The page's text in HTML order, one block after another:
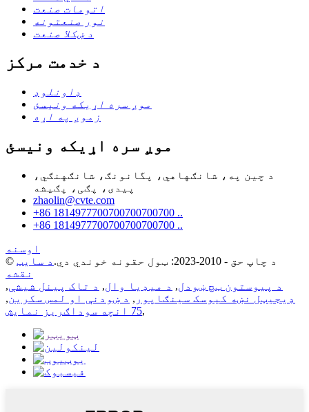
اتومات صنعت
نور صنعتونه
د ښکلا صنعت
د خدمت مرکز
ډاونلوډ
موږ سره اړیکه ونیسئ
زموږ په اړه
موږ سره اړیکه ونیسئ
د چین په، شانګهاهي، پگانونګ، شانګهنګي،
پیدی، پګی، پګیشه
zhaolin@cvte.com
+86 1814977700700700700700 ..
+86 1814977700700700700700 ..
اوسنه
© د چاپ حق - 2010-2023: ټول حقونه خوندي دي.
د سایټ
نقشه
د پیوستون ټچ ښودل, د میډیا وال, د تاک پینل شیشې,
ډیجیټل نښه کیوسک سینګاپور , د ښودنې او لمس سکرین,
75 انچه سوداګریز نمایش,